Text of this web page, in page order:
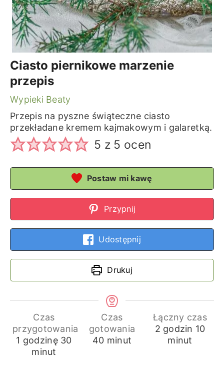
Ciasto piernikowe marzenie
przepis
Wypieki Beaty
Przepis na pyszne świąteczne ciasto
przekładane kremem kajmakowym i galaretką.
5 z 5 ocen
Postaw mi kawę
Przypnij
Udostępnij
Drukuj
Czas
przygotowania
1 godzina
godzinę 30minuty
minut
Czas
gotowania
40minuty
minut
Łączny czas
2godziny
godzin 10
minut